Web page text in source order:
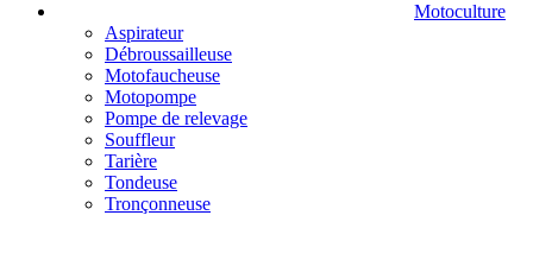
Motoculture
Aspirateur
Débroussailleuse
Motofaucheuse
Motopompe
Pompe de relevage
Souffleur
Tarière
Tondeuse
Tronçonneuse